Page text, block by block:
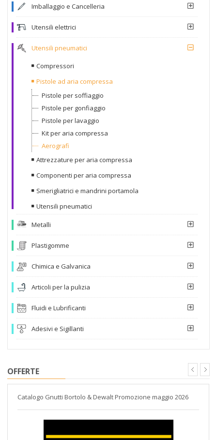
Imballaggio e Cancelleria
Utensili elettrici
Utensili pneumatici
Compressori
Pistole ad aria compressa
Pistole per soffiaggio
Pistole per gonfiaggio
Pistole per lavaggio
Kit per aria compressa
Aerografi
Attrezzature per aria compressa
Componenti per aria compressa
Smerigliatrici e mandrini portamola
Utensili pneumatici
Metalli
Plastigomme
Chimica e Galvanica
Articoli per la pulizia
Fluidi e Lubrificanti
Adesivi e Sigillanti
OFFERTE
Catalogo Gnutti Bortolo & Dewalt Promozione maggio 2026